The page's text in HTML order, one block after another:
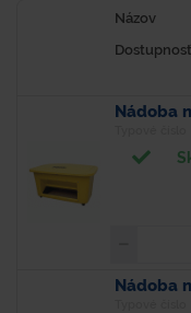
Názov
Dostupnosť
Nádoba
Nádoba